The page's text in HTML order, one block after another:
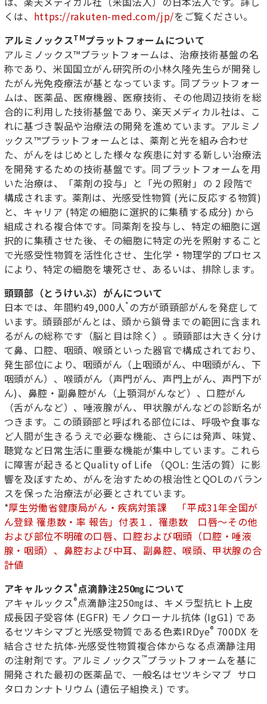
くは、 https://rakuten-med.com/jp/をご覧ください。
アルミノックスTMプラットフォームについて
アルミノックス™プラットフォームは、治療技術基盤の名
称であり、米国国立がん研究所の小林久隆先生らが開発し
たがん光免疫療法が基となっています。同プラットフォー
ムは、医薬品、医療機器、医療技術、その他周辺技術を総
合的に利用した技術基盤であり、楽天メディカル社は、こ
れに基づき製品や治療法の開発を進めています。アルミノ
ックス™プラットフォームとは、薬剤と光を組み合わせ
た、がんをはじめとした様々な疾患に対する新しい治療法
を開発するための技術基盤です。同プラットフォームを用
いた治療は、「薬剤の投与」と「光の照射」の 2 段階で
構成されます。薬剤は、光感受性物質 (光に反応する物質)
と、キャリア (特定の細胞に選択的に集積する成分) から
組成される複合体です。同薬剤を投与し、特定の細胞に選
択的に集積させた後、その細胞に特定の光を照射すること
で光感受性物質を活性化させ、生化学・物理学的プロセス
により、特定の細胞を壊死させ、あるいは、排除します。
頭頸部（とうけいぶ）がんについて
日本では、年間約49,000人*の方が頭頸部がんを発症して
います。頭頸部がんとは、頭から鎖骨までの範囲に含まれ
るがんの総称です（脳と目は除く）。頭頸部は大きく分け
て鼻、口腔、咽頭、喉頭といった器官で構成されており、
発生部位により、咽頭がん（上咽頭がん、中咽頭がん、下
咽頭がん）、喉頭がん（声門がん、声門上がん、声門下が
ん)、鼻腔・副鼻腔がん（上顎洞がんなど）、口腔がん
（舌がんなど）、唾液腺がん、甲状腺がんなどの診断名が
つきます。この頭頸部と呼ばれる部位には、呼吸や食事な
ど人間が生きるうえで必要な機能、さらには発声、味覚、
聴覚など日常生活に重要な機能が集中しています。これら
に障害が起きるとQuality of Life （QOL: 生活の質）に影
響を及ぼすため、がんを治すための根治性とQOLのバラン
スを保った治療法が必要とされています。
*厚生労働省健康局がん・疾病対策課 「平成31年全国が
ん登録 罹患数・率 報告」付表１．罹患数 口唇～その他
および部位不明確の口唇、口腔および咽頭（口腔・唾液
腺・咽頭）、鼻腔および中耳、副鼻腔、喉頭、甲状腺の合
計値
アキャルックス®点滴静注250㎎について
アキャルックス®点滴静注250㎎は、キメラ型抗ヒト上皮
成長因子受容体 (EGFR) モノクローナル抗体 (IgG1) であ
るセツキシマブと光感受物質である色素IRDye® 700DX を
結合させた抗体-光感受性物質複合体からなる点滴静注用
の注射剤です。アルミノックス™プラットフォームを基に
開発された最初の医薬品で、一般名はセツキシマブ サロ
タロカンナトリウム (遺伝子組換え) です。